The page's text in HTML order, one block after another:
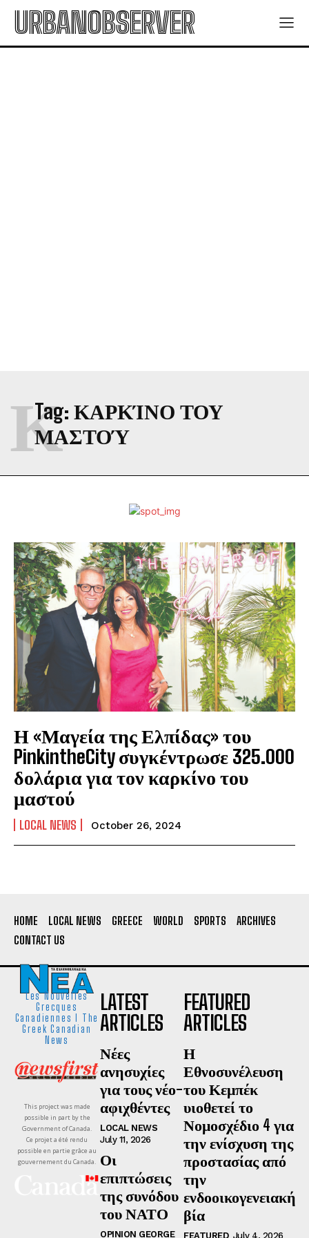
URBANOBSERVER
Tag: ΚΑΡΚΊΝΟ ΤΟΥ
ΜΑΣΤΟΎ
Κ
Η «Μαγεία της Ελπίδας» του
PinkintheCity συγκέντρωσε 325.000
δολάρια για τον καρκίνο του
μαστού
LOCAL NEWS October 26, 2024
HOME LOCAL NEWS GREECE WORLD SPORTS
ARCHIVES
CONTACT US
Les Nouvelles
Grecques
Canadiennes I The
Greek Canadian
News
This project was made
possible in part by the
Government of Canada.
Ce projet a été rendu
possible en partie grâce au
gouvernement du Canada.
LATEST
ARTICLES
Νέες
ανησυχίες
για τους νέο-
αφιχθέντες
LOCAL NEWS
July 11, 2026
Οι
επιπτώσεις
της συνόδου
του ΝΑΤΟ
OPINION GEORGE
FEATURED
ARTICLES
Η
Εθνοσυνέλευση
του Κεμπέκ
υιοθετεί το
Νομοσχέδιο 4 για
την ενίσχυση της
προστασίας από
την
ενδοοικογενειακή
βία
FEATURED July 4, 2026